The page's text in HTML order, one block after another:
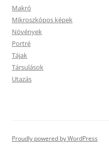
Makró
Mikroszkópos képek
Növények
Portré
Tájak
Társulások
Utazás
Proudly powered by WordPress